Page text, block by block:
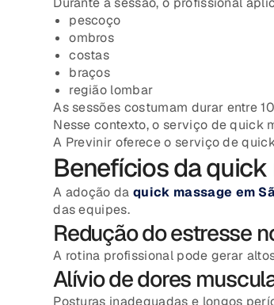
pescoço
ombros
costas
braços
região lombar
As sessões costumam durar entre
Nesse contexto, o serviço de quick
A Previnir oferece o serviço de
Benefícios da
A adoção daquick massage em
das equipes.
Redução do estresse
A rotina profissional pode gerar
Alívio de dores
Posturas inadequadas e longos